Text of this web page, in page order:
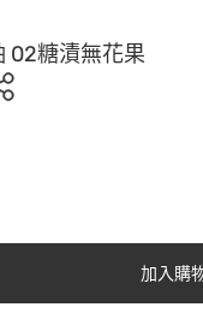
02糖漬無花果
加入購